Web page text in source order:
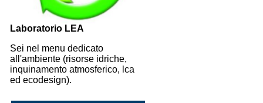
Laboratorio LEA
Sei nel menu dedicato
all'ambiente (risorse idriche,
inquinamento atmosferico, lca
ed ecodesign).